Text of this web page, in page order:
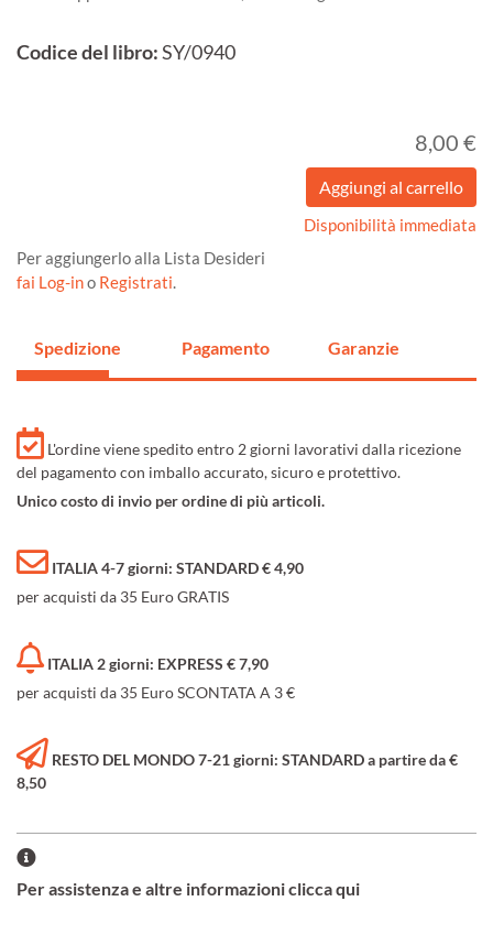
Codice del libro:SY/0940
8,00 €
Disponibilità immediata
Per aggiungerlo alla Lista Desideri
fai Log-ino Registrati.
Spedizione Pagamento Garanzie
L'ordine viene spedito entro 2 giorni lavorativi dalla ricezione
del pagamento con imballo accurato, sicuro e protettivo.
Unico costo di invio per ordine di più articoli.
ITALIA 4-7 giorni: STANDARD € 4,90
per acquisti da 35 Euro GRATIS
ITALIA 2 giorni: EXPRESS € 7,90
per acquisti da 35 Euro SCONTATA A 3 €
RESTO DEL MONDO 7-21 giorni: STANDARD a partire da €
8,50
Per assistenza e altre informazioni clicca qui